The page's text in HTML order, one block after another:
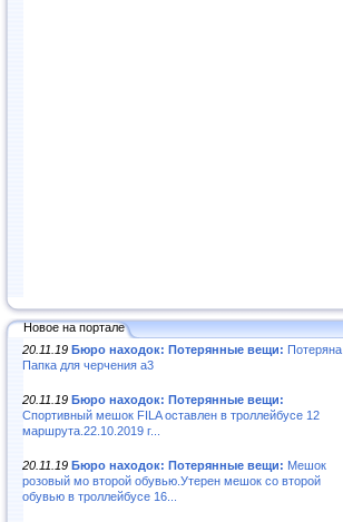
Новое на портале
20.11.19 Бюро находок: Потерянные вещи: Потеряна
Папка для черчения а3
20.11.19 Бюро находок: Потерянные вещи:
Спортивный мешок FILA оставлен в троллейбусе 12
маршрута.22.10.2019 г...
20.11.19 Бюро находок: Потерянные вещи: Мешок
розовый мо второй обувью.Утерен мешок со второй
обувью в троллейбусе 16...